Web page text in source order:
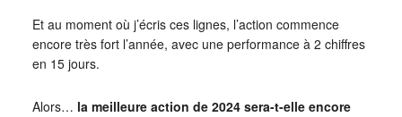
Et au moment où j’écris ces lignes, l’action commence
encore très fort l’année, avec une performance à 2 chiffres
en 15 jours.
Alors… la meilleure action de 2024 sera-t-elle encore